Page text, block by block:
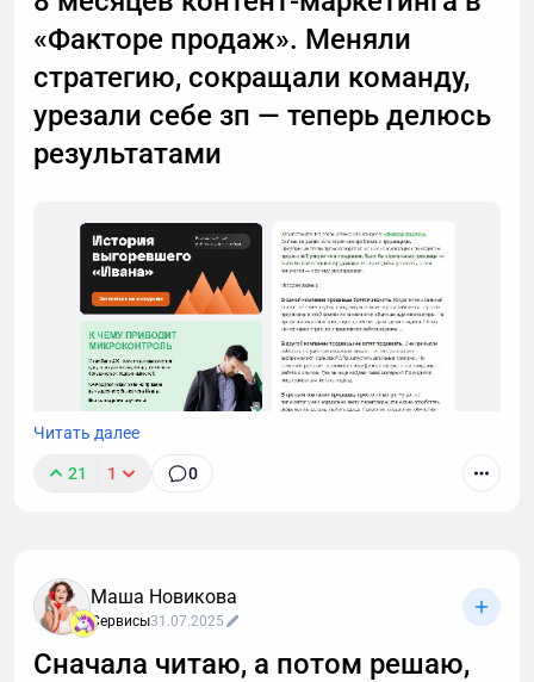
расскажу, почему стоит делегировать телефонные
звонки мне.
«Факторе продаж». Меняли
стратегию, сокращали команду,
урезали себе зп — теперь делюсь
результатами
Читать далее
21 1 0
Маша Новикова
Сервисы31.07.2025
Сначала читаю, а потом решаю,